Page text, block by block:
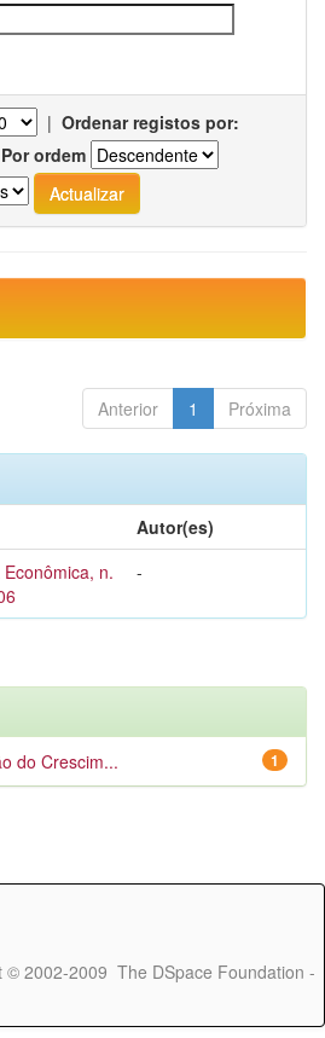
| Ordenar registos por:
Por ordem
Anterior 1 Próxima
Autor(es)
n.
-
1
do Crescim...
© 2002-2009 The DSpace Foundation -